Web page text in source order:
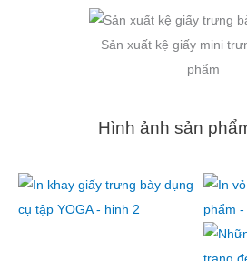
Sản xuất kệ giấy mini
phẩm
Hình ảnh sản